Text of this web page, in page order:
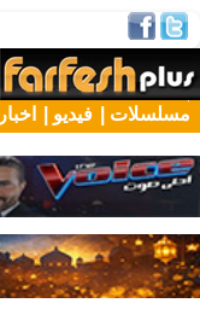
مسلسلات | فيديو | اخبار